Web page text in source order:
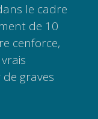
le cadre
de 10
cenforce,
graves